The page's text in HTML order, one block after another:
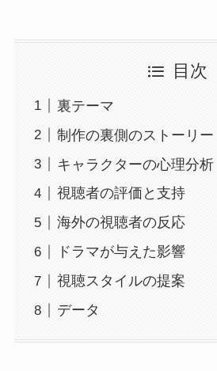
目次
裏テーマ
制作の裏側のストーリー
キャラクターの心理分析
視聴者の評価と支持
海外の視聴者の反応
ドラマが与えた影響
視聴スタイルの提案
データ